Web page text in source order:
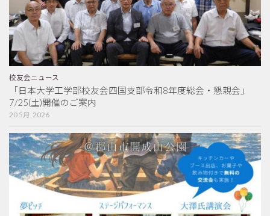
校友会ニュース
「日本大学工学部校友会四国支部令和8年度総会・懇親会」
7/25(土)開催のご案内
20 5月, 2026